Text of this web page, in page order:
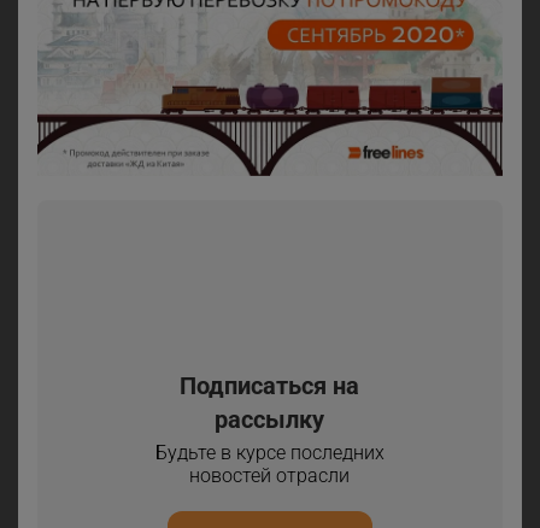
Подписаться на
рассылку
Будьте в курсе последних
новостей отрасли